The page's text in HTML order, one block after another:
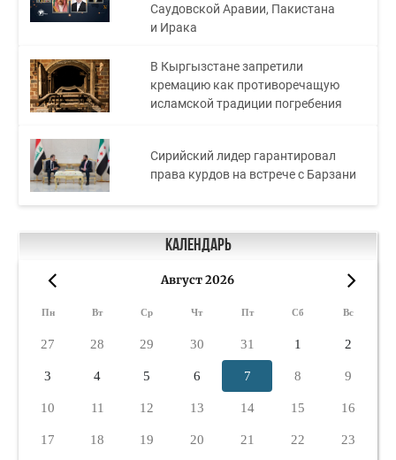
Саудовской Аравии, Пакистана
и Ирака
В Кыргызстане запретили
кремацию как противоречащую
исламской традиции погребения
Сирийский лидер гарантировал
права курдов на встрече с Барзани
Календарь
Август 2026
Пн Вт Ср Чт Пт Сб Вс
27 28 29 30 31 1 2
3 4 5 6 7 8 9
10 11 12 13 14 15 16
17 18 19 20 21 22 23